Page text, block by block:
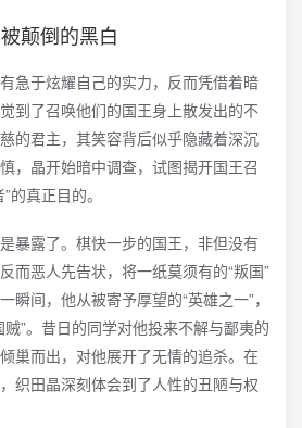
颠倒的黑白
急于炫耀自己的实力，反而凭借着暗
到了召唤他们的国王身上散发出的不
的君主，其笑容背后似乎隐藏着深沉
，晶开始暗中调查，试图揭开国王召
的真正目的。
暴露了。棋快一步的国王，非但没有
而恶人先告状，将一纸莫须有的“叛国”
瞬间，他从被寄予厚望的“英雄之一”，
”。昔日的同学对他投来不解与鄙夷的
巢而出，对他展开了无情的追杀。在
织田晶深刻体会到了人性的丑陋与权